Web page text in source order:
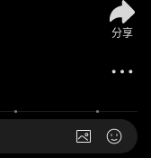
分享